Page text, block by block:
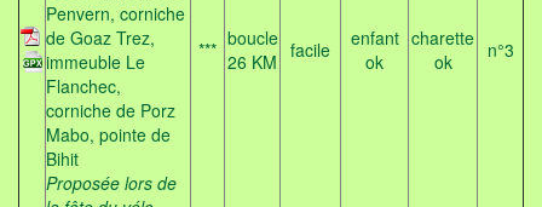
Penvern, corniche
de Goaz Trez,
immeuble Le
Flanchec,
corniche de Porz
Mabo, pointe de
Bihit
Proposée lors de
*** boucle
26 KM facile
enfant
ok
charette
ok
n°3